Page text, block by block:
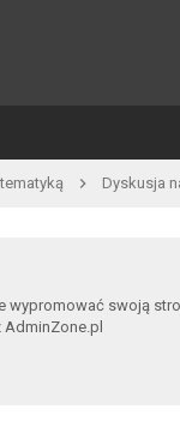
Dyskusja
swoją